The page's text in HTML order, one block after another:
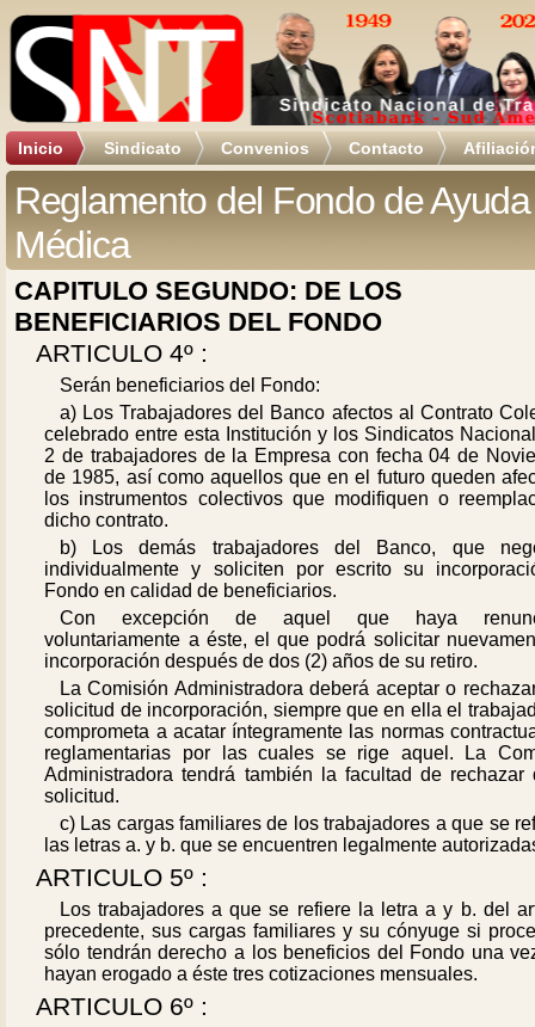
Inicio Sindicato Convenios Contacto
Reglamento del Fondo de Ayuda
Médica
CAPITULO SEGUNDO: DE LOS
BENEFICIARIOS DEL FONDO
ARTICULO 4º :
Serán beneficiarios del Fondo:
a) Los Trabajadores del Banco afectos al Contrato
celebrado entre esta Institución y los Sindicatos
2 de trabajadores de la Empresa con fecha 04 de
de 1985, así como aquellos que en el futuro queden
los instrumentos colectivos que modifiquen o
dicho contrato.
b) Los demás trabajadores del Banco, que
individualmente y soliciten por escrito su
Fondo en calidad de beneficiarios.
Con excepción de aquel que haya
voluntariamente a éste, el que podrá solicitar
incorporación después de dos (2) años de su retiro.
La Comisión Administradora deberá aceptar o
solicitud de incorporación, siempre que en ella el
comprometa a acatar íntegramente las normas
reglamentarias por las cuales se rige aquel. La
Administradora tendrá también la facultad de rechazar
solicitud.
c) Las cargas familiares de los trabajadores a que se
las letras a. y b. que se encuentren legalmente
ARTICULO 5º :
Los trabajadores a que se refiere la letra a y b. del
precedente, sus cargas familiares y su cónyuge si
sólo tendrán derecho a los beneficios del Fondo una
hayan erogado a éste tres cotizaciones mensuales.
ARTICULO 6º :